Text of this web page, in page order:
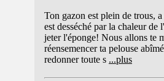
Ton gazon est plein de trous,
est desséché par la chaleur de
jeter l'éponge! Nous allons te
réensemencer ta pelouse
redonner toute s ...plus